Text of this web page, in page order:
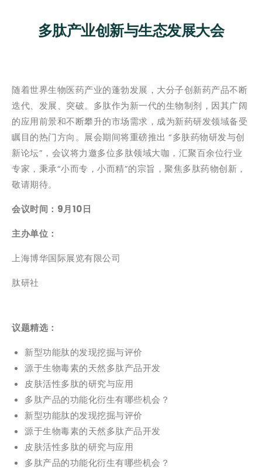
多肽产业创新与生态发展大会
随着世界生物医药产业的蓬勃发展，大分子创新药产品不断
迭代、发展、突破。多肽作为新一代的生物制剂，因其广阔
的应用前景和不断攀升的市场需求，成为新药研发领域备受
瞩目的热门方向。展会期间将重磅推出 “多肤药物研发与创
新论坛”，会议将力邀多位多肽领域大咖，汇聚百余位行业
专家，秉承“小而专，小而精”的宗旨，聚焦多肽药物创新，
敬请期待。
会议时间：9月10日
主办单位：
上海博华国际展览有限公司
肽研社
议题精选：
新型功能肽的发现挖掘与评价
源于生物毒素的天然多肽产品开发
皮肤活性多肽的研究与应用
多肽产品的功能化衍生有哪些机会？
新型功能肽的发现挖掘与评价
源于生物毒素的天然多肽产品开发
皮肤活性多肽的研究与应用
多肽产品的功能化衍生有哪些机会？